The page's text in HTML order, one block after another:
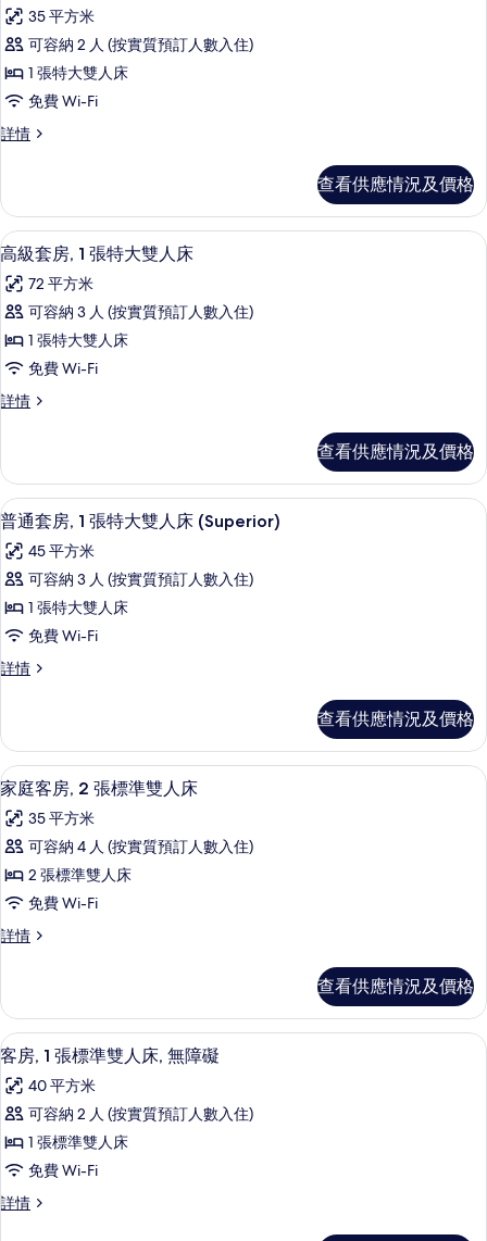
準
雙
人
床
的
雙
人
詳
情
所
有
高
級
客
1
張
特
大
雙
人
床
的
35 平方米
可容納 2 人 (按實質預訂人數入住)
1 張特大雙人床
免費 Wi-Fi
詳情
高
1
張
特
雙
人
詳
情
查看供應情況及價格
載
入
所
有
高
級
套
1
張
特
大
雙
人
床
的
高級套房, 1 張特大雙人床 | 客廳 | 50
5
高級套房, 1 張特大雙人床
72 平方米
可容納 3 人 (按實質預訂人數入住)
1 張特大雙人床
免費 Wi-Fi
詳情
高
1
張
特
大
雙
人
詳
情
查看供應情況及價格
載
入
所
有
普
通
套
1
張
特
大
雙
人
床
(Superior)
片
普通套房, 1 張特大雙人床 (Superior)
3
普通套房, 1 張特大雙人床 (Superior)
45 平方米
可容納 3 人 (按實質預訂人數入住)
1 張特大雙人床
免費 Wi-Fi
詳情
普
1
張
特
大
雙
人
(Superior)
詳
查看供應情況及價格
載
入
所
有
家
庭
客
2
張
標
準
雙
人
床
的
家庭客房, 2 張標準雙人床 | 防敏寢具
1
家庭客房, 2 張標準雙人床
35 平方米
可容納 4 人 (按實質預訂人數入住)
2 張標準雙人床
免費 Wi-Fi
詳情
家
2
張
標
雙
人
詳
情
查看供應情況及價格
載
入
所
有
客
房,
1
客房, 1 張標準雙人床, 無障礙 | 防敏
3
客房, 1 張標準雙人床, 無障礙
40 平方米
可容納 2 人 (按實質預訂人數入住)
1 張標準雙人床
免費 Wi-Fi
詳情
客